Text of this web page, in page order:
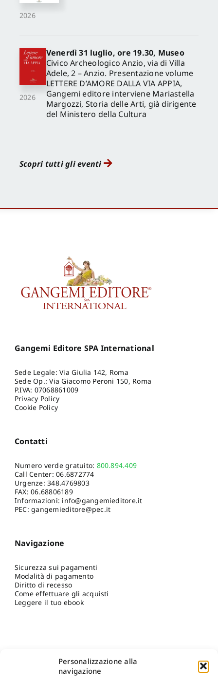
Personalizzazione alla
navigazione
2026
2026
Venerdì 31 luglio, ore 19.30, Museo
Civico Archeologico Anzio, via di Villa
Adele, 2 – Anzio. Presentazione volume
LETTERE D’AMORE DALLA VIA APPIA,
Gangemi editore interviene Mariastella
Margozzi, Storia delle Arti, già dirigente
del Ministero della Cultura
Scopri tutti gli eventi
Gangemi Editore SPA International
Sede Legale: Via Giulia 142, Roma
Sede Op.: Via Giacomo Peroni 150, Roma
P.IVA: 07068861009
Privacy Policy
Cookie Policy
Contatti
Numero verde gratuito: 800.894.409
Call Center:06.6872774
Urgenze:348.4769803
FAX: 06.68806189
Informazioni: info@gangemieditore.it
PEC: gangemieditore@pec.it
Navigazione
Sicurezza sui pagamenti
Modalità di pagamento
Diritto di recesso
Come effettuare gli acquisti
Leggere il tuo ebook